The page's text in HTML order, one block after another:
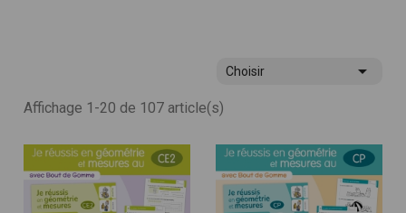
Choisir 
Affichage 1-20 de 107 article(s)